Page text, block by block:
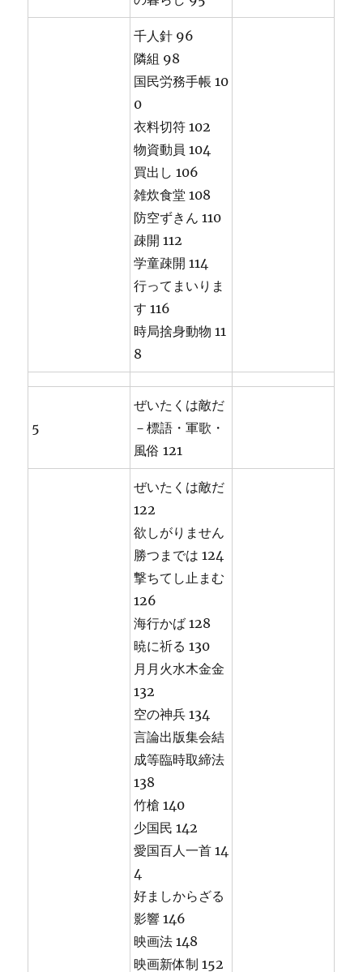
千人針 96
隣組 98
国民労務手帳 10
0
衣料切符 102
物資動員 104
買出し 106
雑炊食堂 108
防空ずきん 110
疎開 112
学童疎開 114
行ってまいりま
す 116
時局捨身動物 11
8
5
ぜいたくは敵だ
－標語・軍歌・
風俗 121
ぜいたくは敵だ
122
欲しがりません
勝つまでは 124
撃ちてし止まむ
126
海行かば 128
暁に祈る 130
月月火水木金金
132
空の神兵 134
言論出版集会結
成等臨時取締法
138
竹槍 140
少国民 142
愛国百人一首 14
4
好ましからざる
影響 146
映画法 148
映画新体制 152